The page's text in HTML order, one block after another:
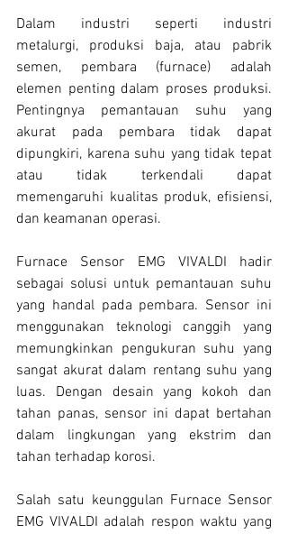
Dalam industri seperti industri
metalurgi, produksi baja, atau pabrik
semen, pembara (furnace) adalah
elemen penting dalam proses produksi.
Pentingnya pemantauan suhu yang
akurat pada pembara tidak dapat
dipungkiri, karena suhu yang tidak tepat
atau tidak terkendali dapat
memengaruhi kualitas produk, efisiensi,
dan keamanan operasi.
Furnace Sensor EMG VIVALDI hadir
sebagai solusi untuk pemantauan suhu
yang handal pada pembara. Sensor ini
menggunakan teknologi canggih yang
memungkinkan pengukuran suhu yang
sangat akurat dalam rentang suhu yang
luas. Dengan desain yang kokoh dan
tahan panas, sensor ini dapat bertahan
dalam lingkungan yang ekstrim dan
tahan terhadap korosi.
Salah satu keunggulan Furnace Sensor
EMG VIVALDI adalah respon waktu yang